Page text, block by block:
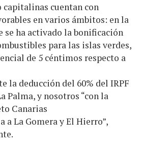
capitalinas cuentan con
en varios ámbitos: en la
se ha activado la bonificación
para las islas verdes,
de 5 céntimos respecto a
la deducción del 60% del IRPF
Palma, y nosotros “con la
Canarias
a La Gomera y El Hierro”,